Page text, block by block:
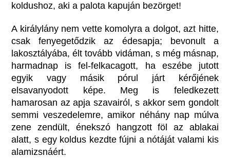
koldushoz, aki a palota kapuján bezörget!
A királylány nem vette komolyra a dolgot, azt hitte,
csak fenyegetődzik az édesapja; bevonult a
lakosztályába, élt tovább vidáman, s még másnap,
harmadnap is fel-felkacagott, ha eszébe jutott
egyik vagy másik pórul járt kérőjének
elsavanyodott képe. Meg is feledkezett
hamarosan az apja szavairól, s akkor sem gondolt
semmi veszedelemre, amikor néhány nap múlva
zene zendült, énekszó hangzott föl az ablakai
alatt, s egy koldus kezdte fújni a nótáját valami kis
alamizsnáért.